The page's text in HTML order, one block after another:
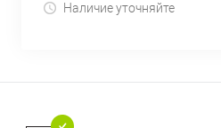
Наличие уточняйте